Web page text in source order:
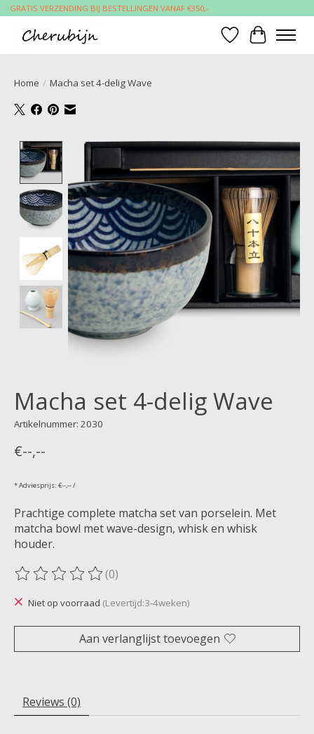
GRATIS VERZENDING BIJ BESTELLINGEN VANAF €350,-
Verlanglijst
Home / Macha set 4-delig Wave
Product image slideshow Items
Macha set 4-delig Wave
Artikelnummer: 2030
€--,--
* Adviesprijs: €--,-- /
Prachtige complete matcha set van porselein. Met
matcha bowl met wave-design, whisk en whisk
houder.
De beoordeling van dit product is
(0)
Niet op voorraad (Levertijd:3-4weken)
Aan verlanglijst toevoegen
Reviews (0)